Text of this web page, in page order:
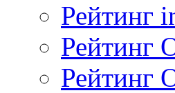
Рейтинг
Рейтинг
Рейтинг